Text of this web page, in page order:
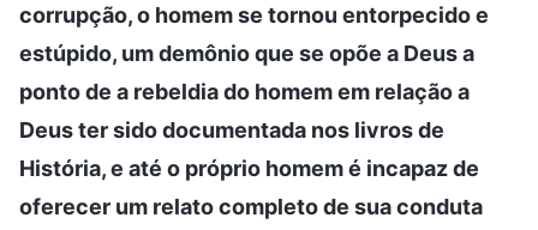
corrupção, o homem se tornou entorpecido e
estúpido, um demônio que se opõe a Deus a
ponto de a rebeldia do homem em relação a
Deus ter sido documentada nos livros de
História, e até o próprio homem é incapaz de
oferecer um relato completo de sua conduta